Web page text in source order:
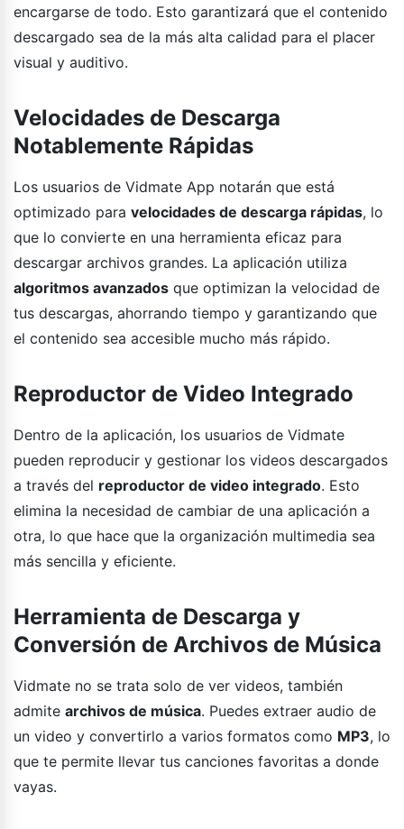
encargarse de todo. Esto garantizará que el contenido
descargado sea de la más alta calidad para el placer
visual y auditivo.
Velocidades de Descarga
Notablemente Rápidas
Los usuarios de Vidmate App notarán que está
optimizado para velocidades de descarga rápidas, lo
que lo convierte en una herramienta eficaz para
descargar archivos grandes. La aplicación utiliza
algoritmos avanzados que optimizan la velocidad de
tus descargas, ahorrando tiempo y garantizando que
el contenido sea accesible mucho más rápido.
Reproductor de Video Integrado
Dentro de la aplicación, los usuarios de Vidmate
pueden reproducir y gestionar los videos descargados
a través del reproductor de video integrado. Esto
elimina la necesidad de cambiar de una aplicación a
otra, lo que hace que la organización multimedia sea
más sencilla y eficiente.
Herramienta de Descarga y
Conversión de Archivos de Música
Vidmate no se trata solo de ver videos, también
admite archivos de música. Puedes extraer audio de
un video y convertirlo a varios formatos como MP3, lo
que te permite llevar tus canciones favoritas a donde
vayas.